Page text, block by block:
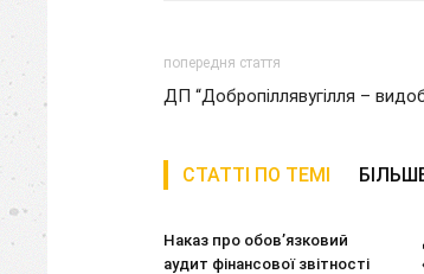
попередня стаття
ДП “Добропіллявугілля –
СТАТТІ ПО ТЕМІ
Наказ про обов’язковий
аудит фінансової звітності